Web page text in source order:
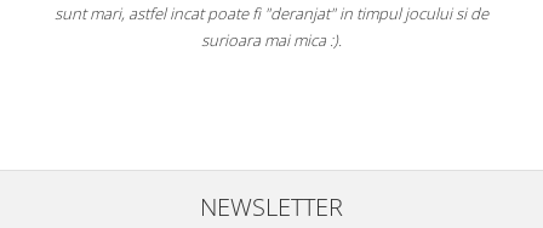
sunt mari, astfel incat poate fi "deranjat" in timpul jocului si de
surioara mai mica :).
NEWSLETTER